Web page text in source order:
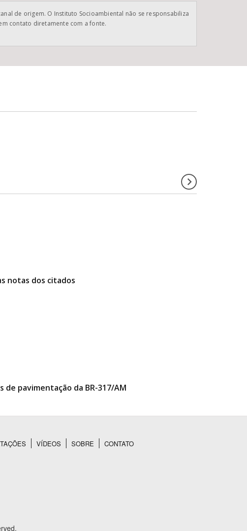
de origem. O Instituto Socioambiental não se responsabiliza
contato diretamente com a fonte.
notas dos citados
de pavimentação da BR-317/AM
VÍDEOS SOBRE CONTATO